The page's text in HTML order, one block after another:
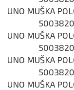
UNO MUŠKA
UNO MUŠKA
UNO MUŠKA
UNO MUŠKA